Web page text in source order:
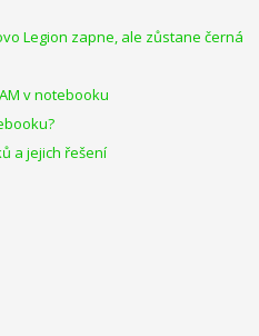
Legion zapne, ale zůstane černá
v notebooku
a jejich řešení